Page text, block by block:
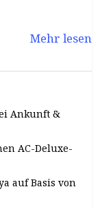
Mehr lesen
Ankunft &
AC-Deluxe-
auf Basis von